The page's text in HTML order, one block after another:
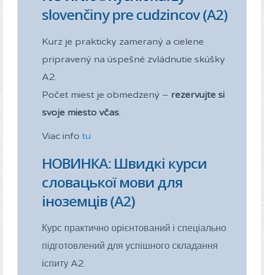
slovenčiny pre cudzincov (A2)
Kurz je prakticky zameraný a cielene
pripravený na úspešné zvládnutie skúšky
A2.
Počet miest je obmedzený – rezervujte si
svoje miesto včas.
Viac info tu
НОВИНКА: Швидкі курси
словацької мови для
іноземців (A2)
Курс практично орієнтований і спеціально
підготовлений для успішного складання
іспиту A2.